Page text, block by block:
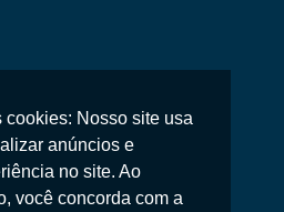
apenas imóveis,
e um atendimento
cookies: Nosso site usa
anúncios e
no site. Ao
você concorda com a